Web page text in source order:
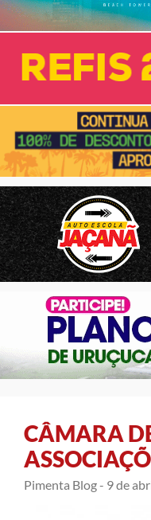
CÂMARA
Pimenta Blog - 9 de